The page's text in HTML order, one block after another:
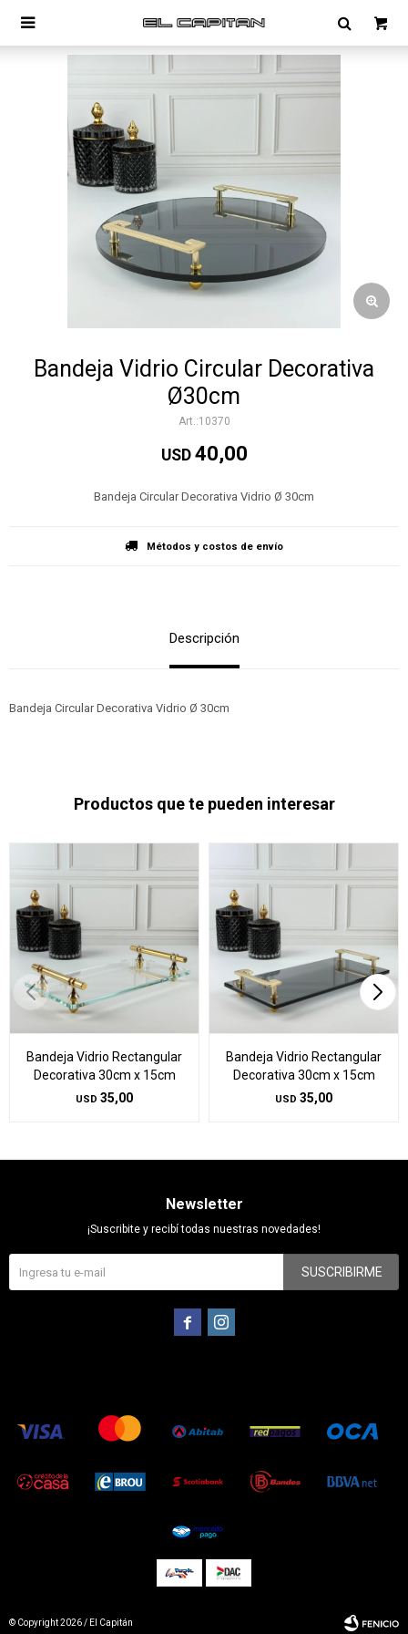

Bandeja Vidrio Circular Decorativa
Ø30cm
10370
USD 40,00
Bandeja Circular Decorativa Vidrio Ø 30cm
Métodos y costos de envío
Descripción
Bandeja Circular Decorativa Vidrio Ø 30cm
Productos que te pueden interesar
Bandeja Vidrio Rectangular
Decorativa 30cm x 15cm
USD 35,00
Bandeja Vidrio Rectangular
Decorativa 30cm x 15cm
USD 35,00
Newsletter
¡Suscribite y recibí todas nuestras novedades!
SUSCRIBIRME
 
© Copyright 2026 / El Capitán